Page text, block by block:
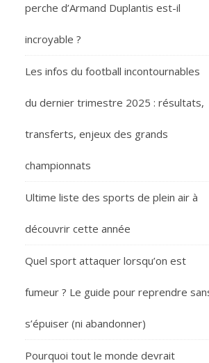
perche d’Armand Duplantis est-il
incroyable ?
Les infos du football incontournables
du dernier trimestre 2025 : résultats,
transferts, enjeux des grands
championnats
Ultime liste des sports de plein air à
découvrir cette année
Quel sport attaquer lorsqu’on est
fumeur ? Le guide pour reprendre
s’épuiser (ni abandonner)
Pourquoi tout le monde devrait